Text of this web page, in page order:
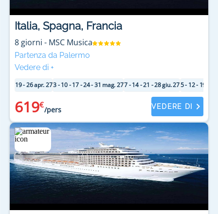
Italia, Spagna, Francia
8 giorni - MSC Musica
Partenza da Palermo
Vedere di +
19 - 26 apr. 273 - 10 - 17 - 24 - 31 mag. 277 - 14 - 21 - 28 giu. 275 - 12 - 19 -
619€
/pers VEDERE DI